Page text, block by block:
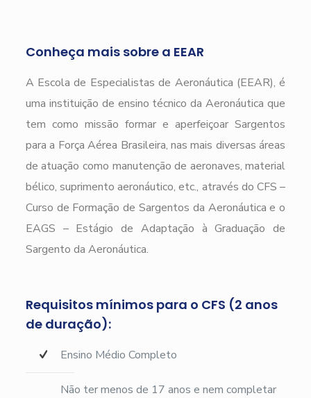
Conheça mais sobre a EEAR
A Escola de Especialistas de Aeronáutica (EEAR), é
uma instituição de ensino técnico da Aeronáutica que
tem como missão formar e aperfeiçoar Sargentos
para a Força Aérea Brasileira, nas mais diversas áreas
de atuação como manutenção de aeronaves, material
bélico, suprimento aeronáutico, etc., através do CFS –
Curso de Formação de Sargentos da Aeronáutica e o
EAGS – Estágio de Adaptação à Graduação de
Sargento da Aeronáutica.
Requisitos mínimos para o CFS (2 anos
de duração):
Ensino Médio Completo
Não ter menos de 17 anos e nem completar